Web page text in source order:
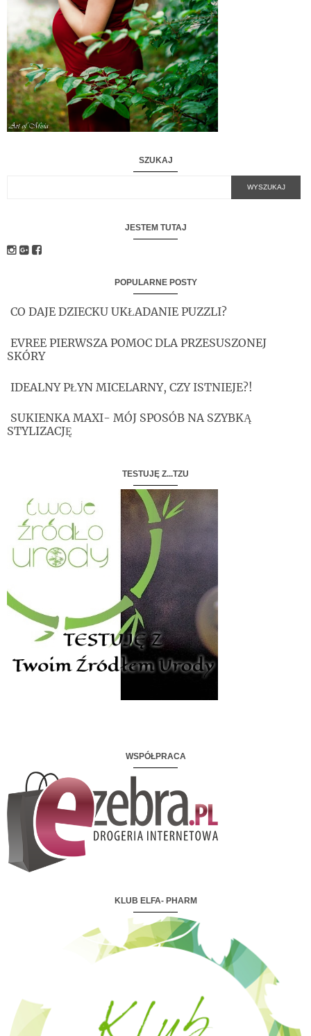
SZUKAJ
JESTEM TUTAJ
POPULARNE POSTY
CO DAJE DZIECKU UKŁADANIE PUZZLI?
EVREE PIERWSZA POMOC DLA PRZESUSZONEJ
SKÓRY
IDEALNY PŁYN MICELARNY, CZY ISTNIEJE?!
SUKIENKA MAXI- MÓJ SPOSÓB NA SZYBKĄ
STYLIZACJĘ
TESTUJĘ Z...TZU
WSPÓŁPRACA
KLUB ELFA- PHARM